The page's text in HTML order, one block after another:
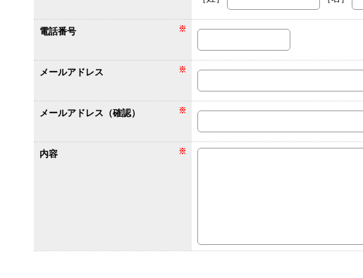
電話番号
メールアドレス
メールアドレス（確認）
内容